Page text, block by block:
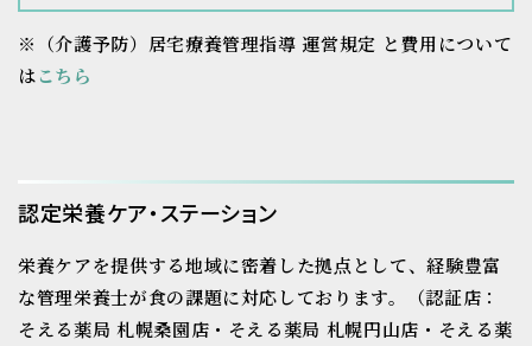
※（介護予防）居宅療養管理指導 運営規定 と費用について
はこちら
認定栄養ケア・ステーション
栄養ケアを提供する地域に密着した拠点として、経験豊富
な管理栄養士が食の課題に対応しております。
（認証店：
そえる薬局 札幌桑園店・そえる薬局 札幌円山店・そえる薬